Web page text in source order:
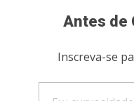
Antes de
Inscreva-se